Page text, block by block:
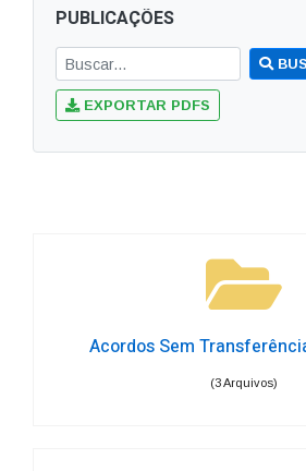
PUBLICAÇÕES
EXPORTAR PDFS
Acordos Sem
(3 Arquivos)